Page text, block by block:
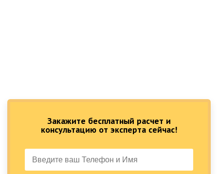
Закажите бесплатный расчет и
консультацию от эксперта сейчас!